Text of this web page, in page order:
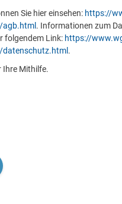
Sie hier einsehen: https://
. Informationen zum
folgendem Link: https://
.
Ihre Mithilfe.